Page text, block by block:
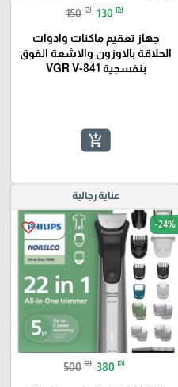
150 ₪ 130 ₪
جهاز تعقيم ماكنات وادوات
الحلاقة بالاوزون والاشعة الفوق
بنفسجية VGR V-841
add_shopping_cart
عناية رجالية
favorite_border -24%
500 ₪ 380 ₪